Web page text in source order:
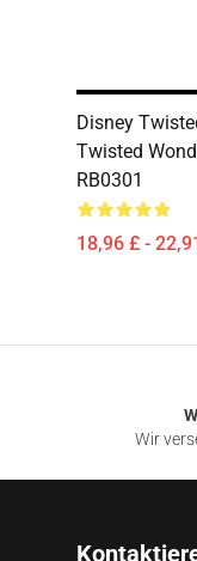
Disney
Twisted
RB0301
18,96 £ -
Wir